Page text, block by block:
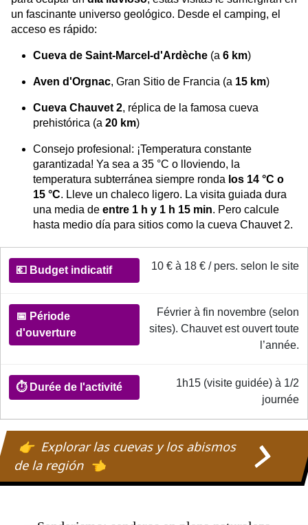
un fascinante universo geológico. Desde el camping, el
acceso es rápido:
Cueva de Saint-Marcel-d'Ardèche (a 6 km)
Aven d'Orgnac, Gran Sitio de Francia (a 15 km)
Cueva Chauvet 2, réplica de la famosa cueva
prehistórica (a 20 km)
Consejo profesional: ¡Temperatura constante
garantizada! Ya sea a 35 °C o lloviendo, la
temperatura subterránea siempre ronda los 14 °C o
15 °C. Lleve un chaleco ligero. La visita guiada dura
una media de entre 1 h y 1 h 15 min. Pero calcule
hasta medio día para sitios como la cueva Chauvet 2.
Informations pratiques pour la descente des Aven et
💶
indicatif
d'ouverture
⏱️
Durée
de
l'activité
10 € à 18 € / pers. selon le site
Février à fin novembre (selon
sites). Chauvet est ouvert toute
l’année.
1h15 (visite guidée) à 1/2
journée
Explorar las cuevas y los abismos
de la región